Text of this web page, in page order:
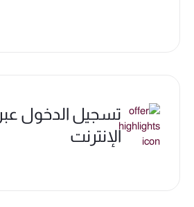
تسجيل الدخول عبر
الإنترنت